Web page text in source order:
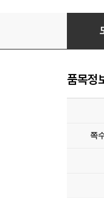
심슨 가
품목정
쪽